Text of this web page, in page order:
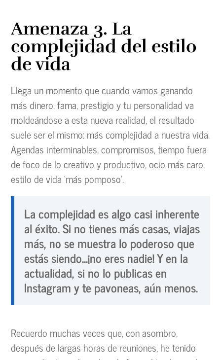
Amenaza 3. La
complejidad del estilo
de vida
Llega un momento que cuando vamos ganando
más dinero, fama, prestigio y tu personalidad va
moldeándose a esta nueva realidad, el resultado
suele ser el mismo: más complejidad a nuestra vida.
Agendas interminables, compromisos, tiempo fuera
de foco de lo creativo y productivo, ocio más caro,
estilo de vida ‘más pomposo’.
La complejidad es algo casi inherente
al éxito. Si no tienes más casas, viajas
más, no se muestra lo poderoso que
estás siendo…¡no eres nadie! Y en la
actualidad, si no lo publicas en
Instagram y te pavoneas, aún menos.
Recuerdo muchas veces que, con asombro,
después de largas horas de reuniones, he tenido